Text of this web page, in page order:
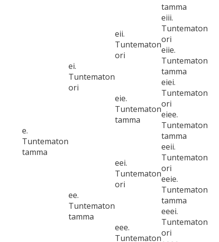
tamma
e.
Tuntematon
tamma
ei.
Tuntematon
ori
eii.
Tuntematon
ori
eiii.
Tuntematon
ori
eiie.
Tuntematon
tamma
eie.
Tuntematon
tamma
eiei.
Tuntematon
ori
eiee.
Tuntematon
tamma
ee.
Tuntematon
tamma
eei.
Tuntematon
ori
eeii.
Tuntematon
ori
eeie.
Tuntematon
tamma
eee.
Tuntematon
eeei.
Tuntematon
ori